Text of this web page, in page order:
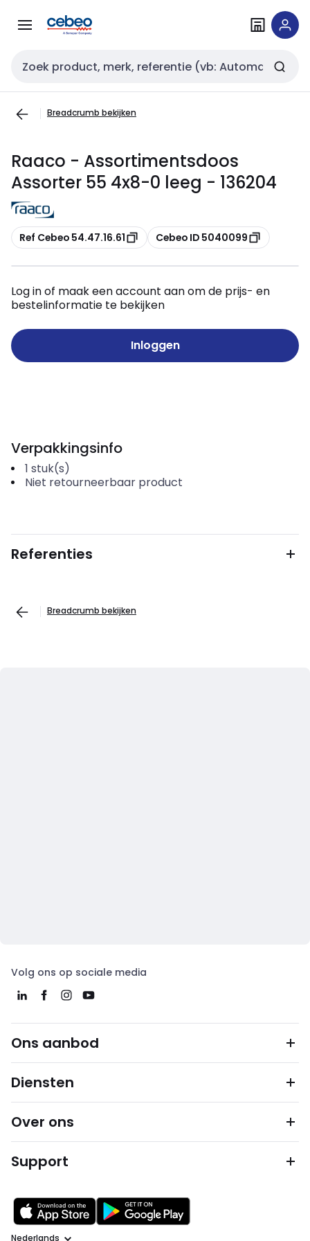
naar
naar
Zoekveld invoer
Breadcrumb bekijken
Raaco - Assortimentsdoos
Assorter 55 4x8-0 leeg - 136204
Kopiëren
Ref Cebeo 54.47.16.61 Kopiëren
Cebeo ID 5040099
Log in of maak een account aan om de prijs- en
bestelinformatie te bekijken
Inloggen
Verpakkingsinfo
1 stuk(s)
Niet retourneerbaar product
Referenties
Breadcrumb bekijken
Volg ons op sociale media
Ons aanbod
Diensten
Over ons
Support